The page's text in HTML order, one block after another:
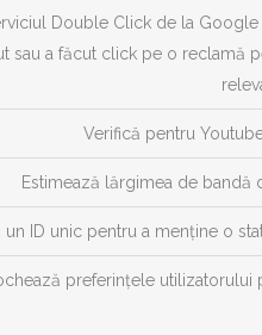
Double Click de la
sau a făcut click pe o reclamă
Verifică pentru
Estimează lărgimea de
un ID unic pentru a menține o
preferințele